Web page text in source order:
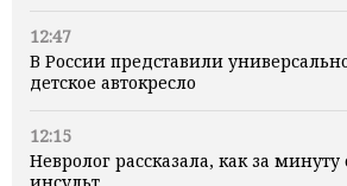
12:47
В России представили
детское автокресло
12:15
Невролог рассказала, как за